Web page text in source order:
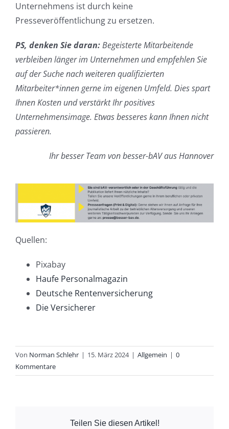
Unternehmens ist durch keine
Presseveröffentlichung zu ersetzen.
PS, denken Sie daran:Begeisterte Mitarbeitende
verbleiben länger im Unternehmen und empfehlen Sie
auf der Suche nach weiteren qualifizierten
Mitarbeiter*innen gerne im eigenen Umfeld. Dies spart
Ihnen Kosten und verstärkt Ihr positives
Unternehmensimage. Etwas besseres kann Ihnen nicht
passieren.
Ihr besser Team von besser-bAV aus Hannover
Quellen:
Pixabay
Haufe Personalmagazin
Deutsche Rentenversicherung
Die Versicherer
Von Norman Schlehr | 15. März 2024 | Allgemein | 0
Kommentare
Teilen Sie diesen Artikel!